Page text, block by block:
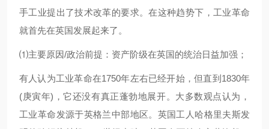
手工业提出了技术改革的要求。在这种趋势下，工业革命
就首先在英国发展起来了。
⑴主要原因/政治前提：资产阶级在英国的统治日益加强；
有人认为工业革命在1750年左右已经开始，但直到1830年
(庚寅年)，它还没有真正蓬勃地展开。大多数观点认为，
工业革命发源于英格兰中部地区。英国工人 哈格里夫斯发